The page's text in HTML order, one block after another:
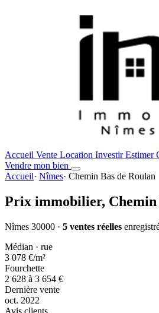
Accueil Vente Location InvestirEstimer
Vendre mon bien
Accueil· Nîmes· Chemin Bas de Roulan
Prix immobilier, Chemin
Nîmes 30000 · 5 ventes réelles
Médian · rue
3 078 €/m²
Fourchette
2 628 à 3 654 €
Dernière vente
oct. 2022
Avis clients